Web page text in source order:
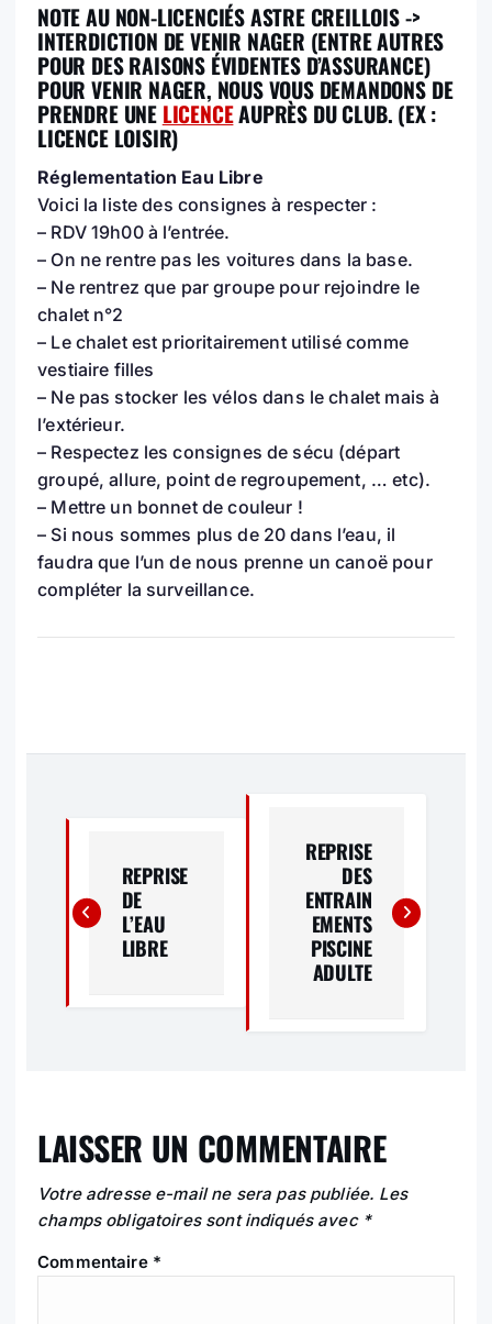
NOTE AU NON-LICENCIÉS ASTRE CREILLOIS ->
INTERDICTION DE VENIR NAGER (ENTRE AUTRES
POUR DES RAISONS ÉVIDENTES D’ASSURANCE)
POUR VENIR NAGER, NOUS VOUS DEMANDONS DE
PRENDRE UNE LICENCEAUPRÈS DU CLUB. (EX :
LICENCE LOISIR)
Réglementation Eau Libre
Voici la liste des consignes à respecter :
– RDV 19h00 à l’entrée.
– On ne rentre pas les voitures dans la base.
– Ne rentrez que par groupe pour rejoindre le
chalet n°2
– Le chalet est prioritairement utilisé comme
vestiaire filles
– Ne pas stocker les vélos dans le chalet mais à
l’extérieur.
– Respectez les consignes de sécu (départ
groupé, allure, point de regroupement, … etc).
– Mettre un bonnet de couleur !
– Si nous sommes plus de 20 dans l’eau, il
faudra que l’un de nous prenne un canoë pour
compléter la surveillance.
G
I
O
N
D
REPRISE
DE
L’EAU
LIBRE
REPRISE
DES
ENTRAIN
EMENTS
PISCINE
ADULTE
LAISSER UN COMMENTAIRE
Votre adresse e-mail ne sera pas publiée. Les
champs obligatoires sont indiqués avec *
Commentaire *